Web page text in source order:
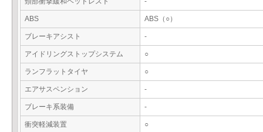
ABS ABS（○）
ブレーキアシスト -
アイドリングストップシステム ○
ランフラットタイヤ ○
エアサスペンション -
ブレーキ系装備 -
衝突軽減装置 ○